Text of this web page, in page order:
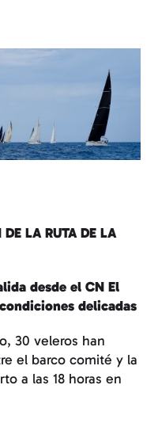
LA RUTA DE LA
desde el CN El
delicadas
30 veleros han
el barco comité y la
a las 18 horas en